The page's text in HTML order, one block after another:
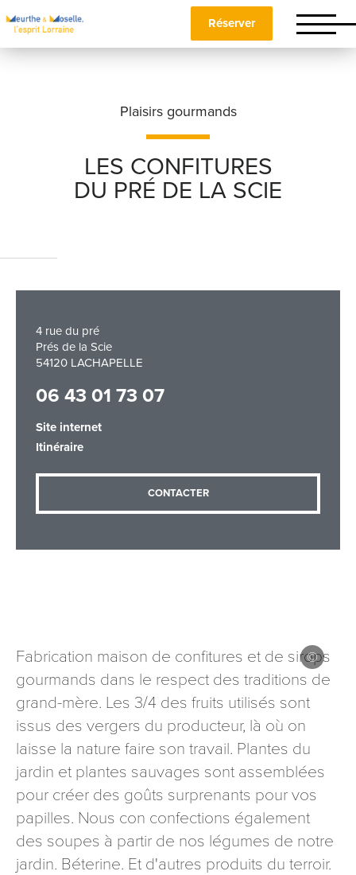
Réserver
Plaisirs gourmands
LES CONFITURES
DU PRÉ DE LA SCIE
4 rue du pré
Prés de la Scie
54120 LACHAPELLE
06 43 01 73 07
Site internet
Itinéraire
CONTACTER
Fabrication maison de confitures et de sirops
gourmands dans le respect des traditions de
grand-mère. Les 3/4 des fruits utilisés sont
issus des vergers du producteur, là où on
laisse la nature faire son travail. Plantes du
jardin et plantes sauvages sont assemblées
pour créer des goûts surprenants pour vos
papilles. Nous con confections également
des soupes à partir de nos légumes de notre
jardin. Béterine. Et d'autres produits du terroir.
Nom*
Téléphone
mention contraire). Vous disposez d’un droit d’accès, de
rectification et d’opposition aux données vous concernant,
que vous pouvez exercer en adressant une demande par
courriel à tourisme@departement54.fr ou par courrier
signé accompagné de la copie d’un titre d’identité à
l’adresse suivante : Meurthe & Moselle Tourisme - 48
cedex